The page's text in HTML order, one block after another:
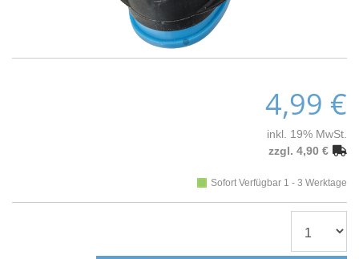
4,99 €
inkl. 19% MwSt.
zzgl. 4,90 €
Sofort Verfügbar 1 - 3 Werktage